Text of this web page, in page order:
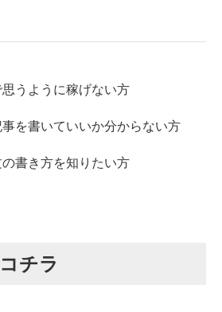
うように稼げない方
を書いていいか分からない方
書き方を知りたい方
チラ